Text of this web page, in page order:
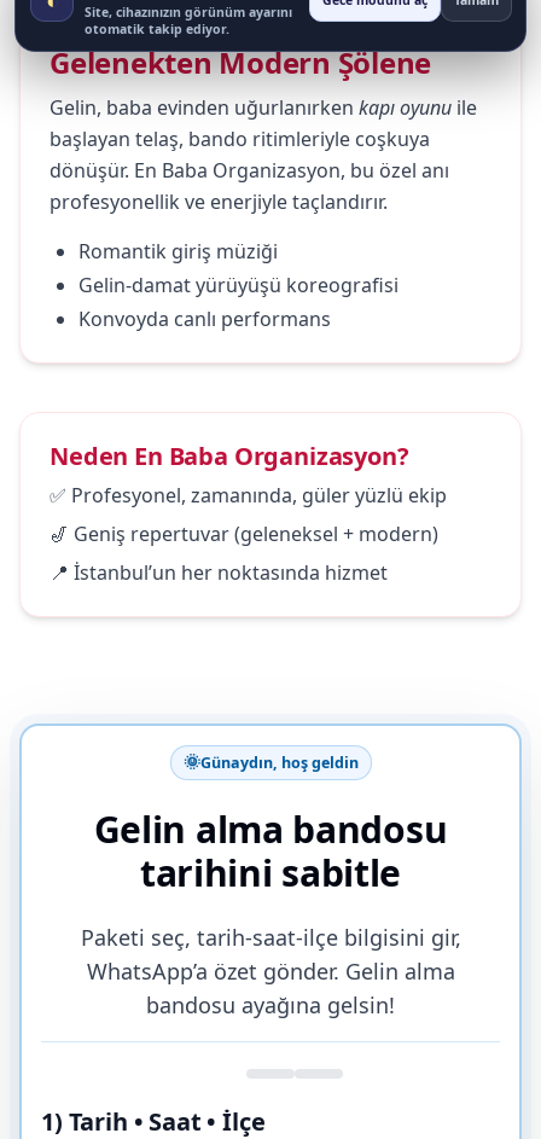
Gelenekten Modern Şölene
Gelin, baba evinden uğurlanırken kapı oyunu ile
başlayan telaş, bando ritimleriyle coşkuya
dönüşür. En Baba Organizasyon, bu özel anı
profesyonellik ve enerjiyle taçlandırır.
Romantik giriş müziği
Gelin-damat yürüyüşü koreografisi
Konvoyda canlı performans
Neden En Baba Organizasyon?
✅ Profesyonel, zamanında, güler yüzlü ekip
🎷 Geniş repertuvar (geleneksel + modern)
📍 İstanbul’un her noktasında hizmet
🌞Günaydın, hoş geldin
Gelin alma bandosu
tarihini sabitle
Paketi seç, tarih-saat-ilçe bilgisini gir,
WhatsApp’a özet gönder. Gelin alma
bandosu ayağına gelsin!
1) Tarih • Saat • İlçe
Site, cihazınızın görünüm ayarını
otomatik takip ediyor.